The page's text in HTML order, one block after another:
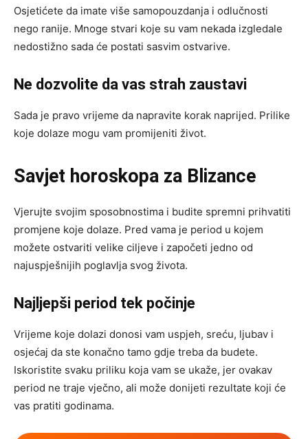
Osjetićete da imate više samopouzdanja i odlučnosti
nego ranije. Mnoge stvari koje su vam nekada izgledale
nedostižno sada će postati sasvim ostvarive.
Ne dozvolite da vas strah zaustavi
Sada je pravo vrijeme da napravite korak naprijed. Prilike
koje dolaze mogu vam promijeniti život.
Savjet horoskopa za Blizance
Vjerujte svojim sposobnostima i budite spremni prihvatiti
promjene koje dolaze. Pred vama je period u kojem
možete ostvariti velike ciljeve i započeti jedno od
najuspješnijih poglavlja svog života.
Najljepši period tek počinje
Vrijeme koje dolazi donosi vam uspjeh, sreću, ljubav i
osjećaj da ste konačno tamo gdje treba da budete.
Iskoristite svaku priliku koja vam se ukaže, jer ovakav
period ne traje vječno, ali može donijeti rezultate koji će
vas pratiti godinama.